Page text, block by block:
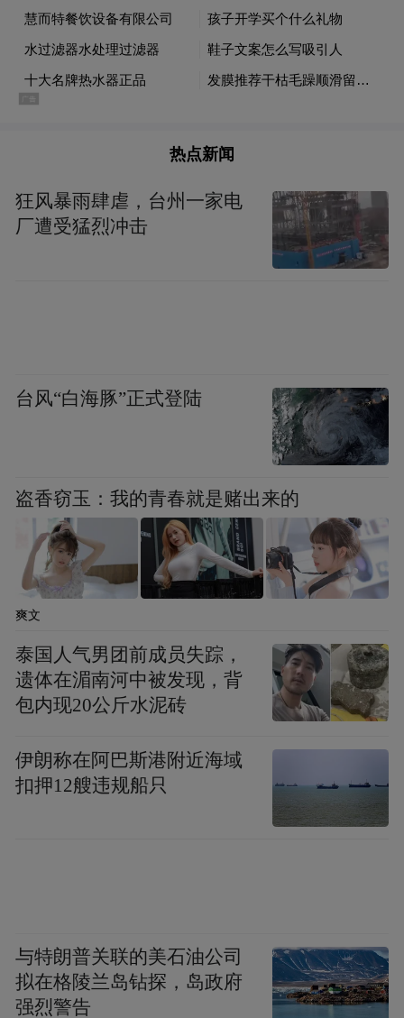
图书内页
图书内页
敦煌画的发现对于中国绘画史来说，具有十
分重大的意义。今天的绘画传世品中，唐代
热点新闻
狂风暴雨肆虐，台州一家电
厂遭受猛烈冲击
台风“白海豚”正式登陆
盗香窃玉：我的青春就是赌出来的
爽文
泰国人气男团前成员失踪，
遗体在湄南河中被发现，背
包内现20公斤水泥砖
伊朗称在阿巴斯港附近海域
扣押12艘违规船只
与特朗普关联的美石油公司
拟在格陵兰岛钻探，岛政府
强烈警告